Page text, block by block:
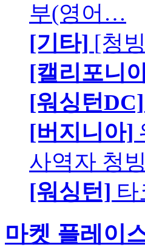
부(영어…
[기타] [청
[캘리포니
[워싱턴DC]
[버지니아]
사역자 청
[워싱턴]
마켓 플레이